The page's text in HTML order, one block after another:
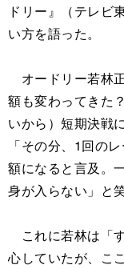
ドリー』（テレビ
い方を語った。
オードリー若林
額も変わってきた
いから）短期決戦
「その分、1回の
額になると言及。
身が入らない」と
これに若林は「
心していたが、こ